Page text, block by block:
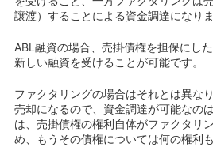
譲渡）することによる資金調達になりま
ABL融資の場合、売掛債権を担保にし
新しい融資を受けることが可能です。
ファクタリングの場合はそれとは異な
売却になるので、資金調達が可能なの
は、売掛債権の権利自体がファクタリ
め、もうその債権については何の権利